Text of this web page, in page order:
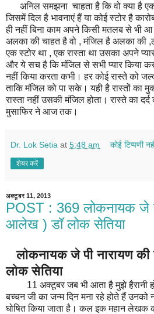
अनिल समझना चाहता है कि वो क्या है
जिसमें दिल है भावनाएं हैं या कोई स्टोर है
ही नहीं बिना काम अपने किसी मतलब से भी
अलका की चाहत है वो , मंजिल है अलका की
एक स्टोर था , एक रास्ता था उसका अपने
और ये सच है कि मंजिल से सभी प्यार किया
नहीं किया करता कभी। हर कोई रास्ते को
ताकि मंजिल को पा सके। यही है रास्तों का
रास्ता नहीं उसकी मंजिल होता। रास्ते का
मुसाफिर ने आज तक।
Dr. Lok Setia at 5:48 am कोई टिप्पणी
शेयर करें
अक्टूबर 11, 2013
POST : 369 लोकनायक जे
आलेख ) डॉ लोक सेतिया
लोकनायक जे पी नारायण
लोक सेतिया
11 अक्टूबर जब भी आता है मुझे हैरानी
बच्चन जी का जन्म दिन मना रहे होते हैं उनको
घोषित किया जाता है। कल इक महान लेखक